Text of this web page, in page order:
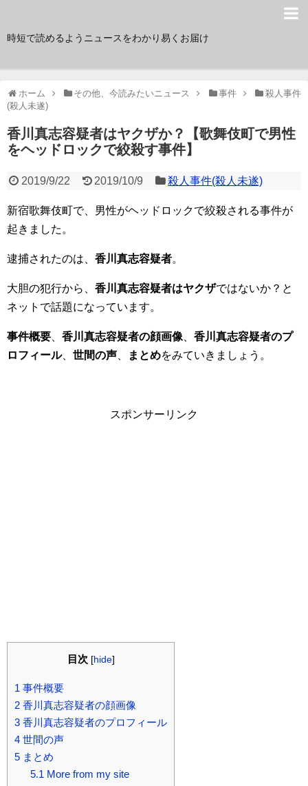
時短で読めるようニュースをわかり易くお届け
ホーム その他、今読みたいニュース 事件
殺人事件
(殺人未遂)
香川真志容疑者はヤクザか？【歌舞伎町で男性
をヘッドロックで絞殺す事件】
2019/9/22 2019/10/9 殺人事件(殺人未遂)
新宿歌舞伎町で、男性がヘッドロックで絞殺される事件が
起きました。
逮捕されたのは、 香川真志容疑者。
大胆の犯行から、 香川真志容疑者はヤクザではないか？と
ネットで話題になっています。
事件概要 香川真志容疑者の顔画像
香川真志容疑者のプ
ロフィール、 世間の声 まとめをみていきましょう。
スポンサーリンク
目次 [hide]
1 事件概要
2 香川真志容疑者の顔画像
3 香川真志容疑者のプロフィール
4 世間の声
5 まとめ
5.1 More from my site